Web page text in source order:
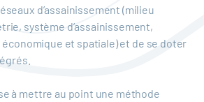
d’assainissement (milieu
système d’assainissement,
et spatiale) et de se doter
à mettre au point une méthode